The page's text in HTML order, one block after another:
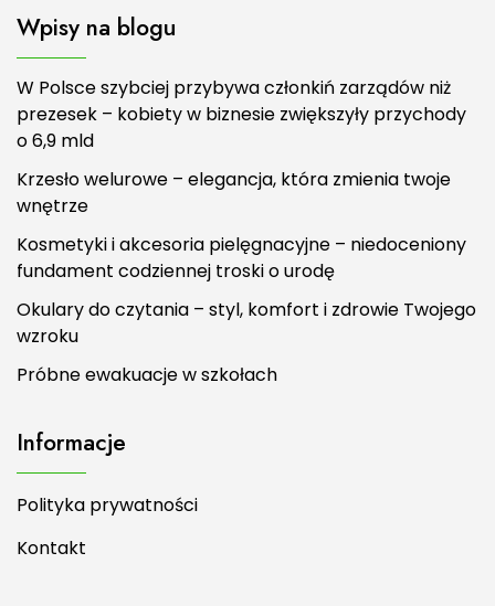
Wpisy na blogu
W Polsce szybciej przybywa członkiń zarządów niż
prezesek – kobiety w biznesie zwiększyły przychody
o 6,9 mld
Krzesło welurowe – elegancja, która zmienia twoje
wnętrze
Kosmetyki i akcesoria pielęgnacyjne – niedoceniony
fundament codziennej troski o urodę
Okulary do czytania – styl, komfort i zdrowie Twojego
wzroku
Próbne ewakuacje w szkołach
Informacje
Polityka prywatności
Kontakt